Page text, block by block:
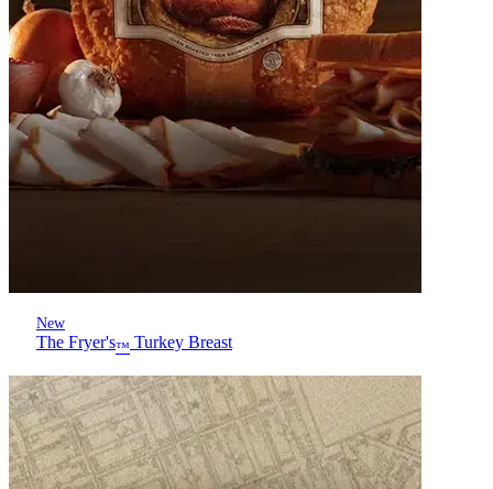
New
The Fryer's™ Turkey Breast